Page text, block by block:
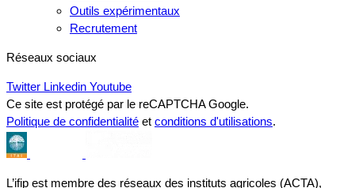
Outils expérimentaux
Recrutement
Réseaux sociaux
Twitter Linkedin Youtube
Ce site est protégé par le reCAPTCHA Google.
Politique de confidentialité et conditions d'utilisations.
L’ifip est membre des réseaux des instituts agricoles (ACTA),